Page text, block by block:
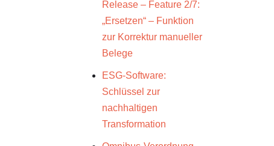
Release – Feature 2/7:
„Ersetzen“ – Funktion
zur Korrektur manueller
Belege
ESG-Software:
Schlüssel zur
nachhaltigen
Transformation